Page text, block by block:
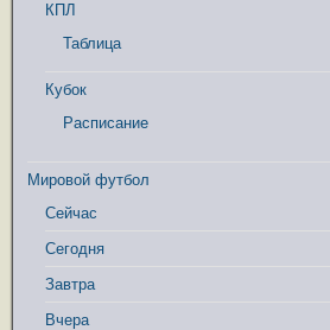
КПЛ
Таблица
Кубок
Расписание
Мировой футбол
Сейчас
Сегодня
Завтра
Вчера